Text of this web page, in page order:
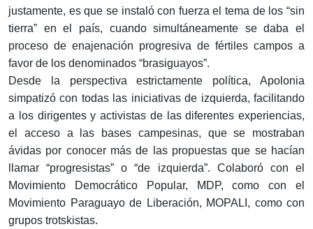
justamente, es que se instaló con fuerza el tema de los “sin
tierra” en el país, cuando simultáneamente se daba el
proceso de enajenación progresiva de fértiles campos a
favor de los denominados “brasiguayos”.
Desde la perspectiva estrictamente política, Apolonia
simpatizó con todas las iniciativas de izquierda, facilitando
a los dirigentes y activistas de las diferentes experiencias,
el acceso a las bases campesinas, que se mostraban
ávidas por conocer más de las propuestas que se hacían
llamar “progresistas” o “de izquierda”. Colaboró con el
Movimiento Democrático Popular, MDP, como con el
Movimiento Paraguayo de Liberación, MOPALI, como con
grupos trotskistas.